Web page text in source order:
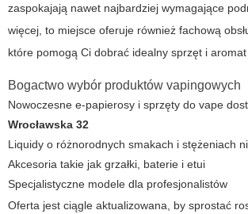
zaspokajają nawet najbardziej wymagające
więcej, to miejsce oferuje również fachową
które pomogą Ci dobrać idealny sprzęt i aromat
Bogactwo wybór produktów vapingowych
Nowoczesne e-papierosy i sprzęty do vape
Wrocławska 32
Liquidy o różnorodnych smakach i stężeniach
Akcesoria takie jak grzałki, baterie i etui
Specjalistyczne modele dla profesjonalistów
Oferta jest ciągle aktualizowana, by sprostać